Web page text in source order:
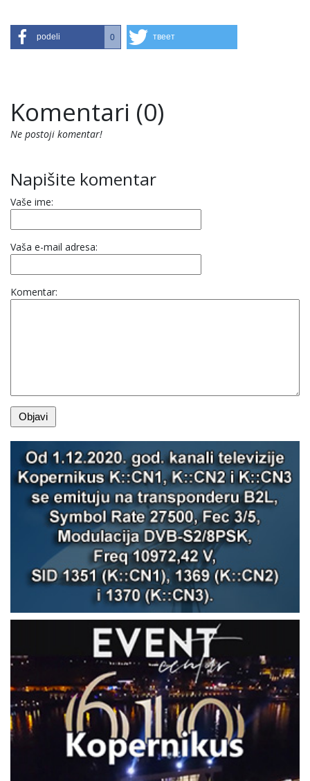
podeli 0 твеет
Komentari (0)
Ne postoji komentar!
Napišite komentar
Vaše ime:
Vaša e-mail adresa:
Komentar: